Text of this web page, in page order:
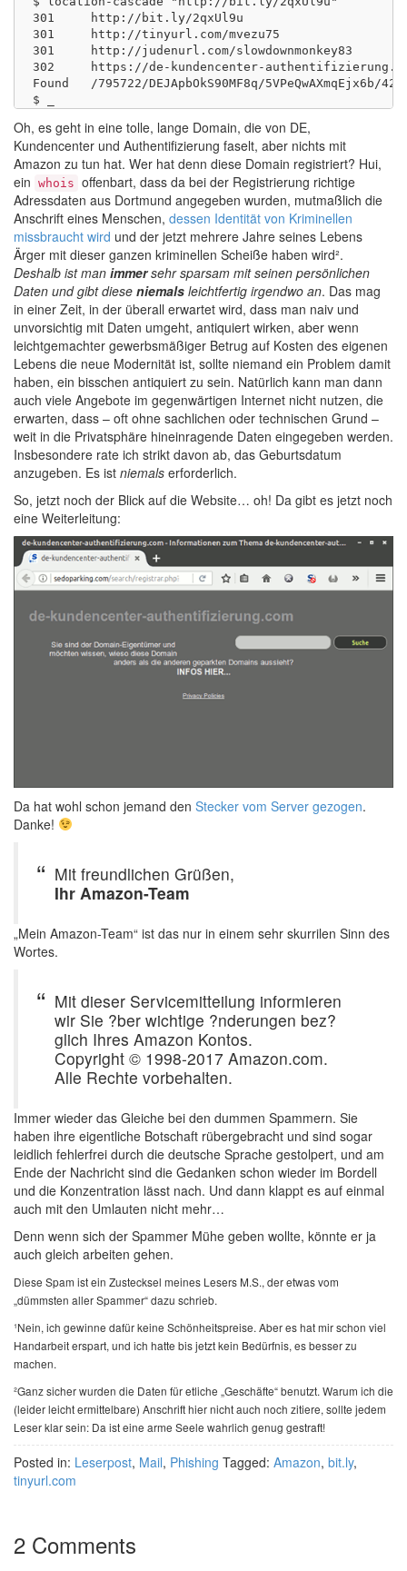
301	http://bit.ly/2qxUl9u
301	http://tinyurl.com/mvezu75
301	http://judenurl.com/slowdownmonkey83
302	https://de-kundencenter-authentifizierung.com/wer/macht/parra/
Found	/795722/DEJApbOkS90MF8q/5VPeQwAXmqEjx6b/427610010560/oOkLqQjKN3YtwWp/sEN42eBULqQaMJF/
Oh, es geht in eine tolle, lange Domain, die von DE,
Kundencenter und Authentifizierung faselt, aber nichts mit
Amazon zu tun hat. Wer hat denn diese Domain registriert? Hui,
ein whois offenbart, dass da bei der Registrierung richtige
Adressdaten aus Dortmund angegeben wurden, mutmaßlich die
Anschrift eines Menschen, dessen Identität von Kriminellen
missbraucht wird und der jetzt mehrere Jahre seines Lebens
Ärger mit dieser ganzen kriminellen Scheiße haben wird².
Deshalb ist man immersehr sparsam mit seinen persönlichen
Daten und gibt diese niemals leichtfertig irgendwo an. Das mag
in einer Zeit, in der überall erwartet wird, dass man naiv und
unvorsichtig mit Daten umgeht, antiquiert wirken, aber wenn
leichtgemachter gewerbsmäßiger Betrug auf Kosten des eigenen
Lebens die neue Modernität ist, sollte niemand ein Problem damit
haben, ein bisschen antiquiert zu sein. Natürlich kann man dann
auch viele Angebote im gegenwärtigen Internet nicht nutzen, die
erwarten, dass – oft ohne sachlichen oder technischen Grund –
weit in die Privatsphäre hineinragende Daten eingegeben werden.
Insbesondere rate ich strikt davon ab, das Geburtsdatum
anzugeben. Es ist niemals erforderlich.
So, jetzt noch der Blick auf die Website… oh! Da gibt es jetzt noch
eine Weiterleitung:
Da hat wohl schon jemand den Stecker vom Server gezogen.
Danke!
Mit freundlichen Grüßen,
Ihr Amazon-Team
„Mein Amazon-Team“ ist das nur in einem sehr skurrilen Sinn des
Wortes.
Mit dieser Servicemitteilung informieren
wir Sie ?ber wichtige ?nderungen bez?
glich Ihres Amazon Kontos.
Copyright © 1998-2017 Amazon.com.
Alle Rechte vorbehalten.
Immer wieder das Gleiche bei den dummen Spammern. Sie
haben ihre eigentliche Botschaft rübergebracht und sind sogar
leidlich fehlerfrei durch die deutsche Sprache gestolpert, und am
Ende der Nachricht sind die Gedanken schon wieder im Bordell
und die Konzentration lässt nach. Und dann klappt es auf einmal
auch mit den Umlauten nicht mehr…
Denn wenn sich der Spammer Mühe geben wollte, könnte er ja
auch gleich arbeiten gehen.
Diese Spam ist ein Zustecksel meines Lesers M.S., der etwas vom
„dümmsten aller Spammer“ dazu schrieb.
¹Nein, ich gewinne dafür keine Schönheitspreise. Aber es hat mir schon viel
Handarbeit erspart, und ich hatte bis jetzt kein Bedürfnis, es besser zu
machen.
²Ganz sicher wurden die Daten für etliche „Geschäfte“ benutzt. Warum ich die
(leider leicht ermittelbare) Anschrift hier nicht auch noch zitiere, sollte jedem
Leser klar sein: Da ist eine arme Seele wahrlich genug gestraft!
Posted in: Leserpost, Mail, Phishing Tagged: Amazon, bit.ly,
tinyurl.com
2 Comments